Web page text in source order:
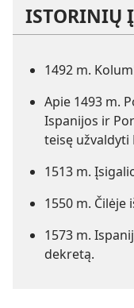
ISTORINIŲ
1492 m.
Apie 1493 m.
Ispanijos ir
teisę užvaldyti
1513 m.
1550 m. Čilėje
1573 m.
dekretą.